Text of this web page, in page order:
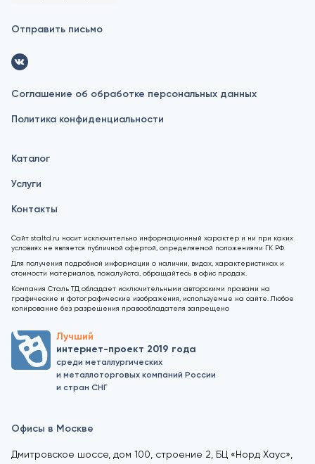
Отправить письмо
Соглашение об обработке персональных данных
Политика конфиденциальности
Каталог
Услуги
Контакты
Сайт staltd.ru носит исключительно информационный характер и ни при каких
условиях не является публичной офертой, определяемой положениями ГК РФ.
Для получения подробной информации о наличии, видах, характеристиках и
стоимости материалов, пожалуйста, обращайтесь в офис продаж.
Компания Сталь ТД обладает исключительными авторскими правами на
графические и фотографические изображения, используемые на сайте. Любое
копирование без разрешения правообладателя запрещено
Лучший
интернет-проект 2019 года
среди металлургических
и металлоторговых компаний России
и стран СНГ
Офисы в Москве
Дмитровское шоссе, дом 100, строение 2, БЦ «Норд Хаус»,